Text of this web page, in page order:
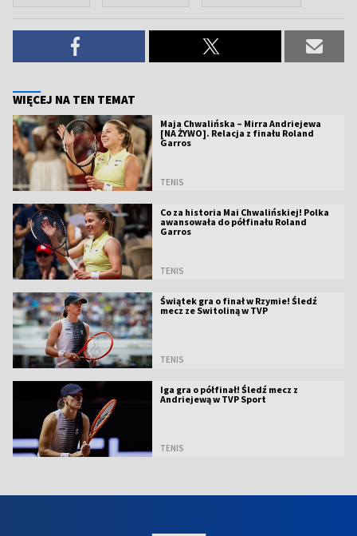
WIĘCEJ NA TEN TEMAT
Maja Chwalińska – Mirra Andriejewa
[NA ŻYWO]. Relacja z finału Roland
Garros
TENIS
Co za historia Mai Chwalińskiej! Polka
awansowała do półfinału Roland
Garros
TENIS
Świątek gra o finał w Rzymie! Śledź
mecz ze Switoliną w TVP
TENIS
Iga gra o półfinał! Śledź mecz z
Andriejewą w TVP Sport
TENIS